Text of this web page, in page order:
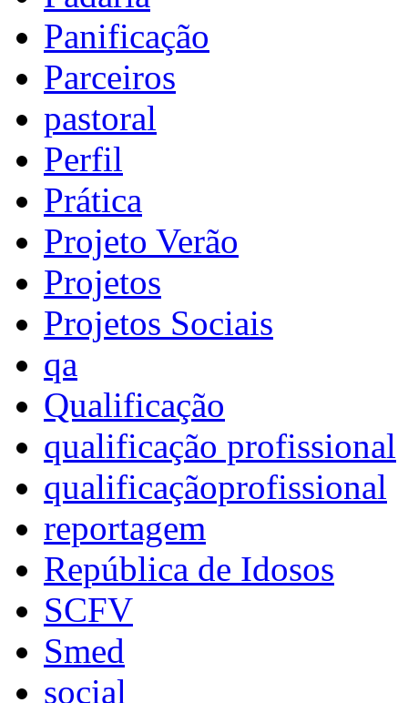
Panificação
Parceiros
pastoral
Perfil
Prática
Projeto Verão
Projetos
Projetos Sociais
qa
Qualificação
qualificação profissional
qualificaçãoprofissional
reportagem
República de Idosos
SCFV
Smed
social